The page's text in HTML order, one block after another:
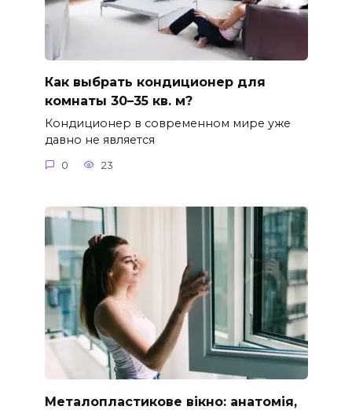
Как выбрать кондиционер для
комнаты 30–35 кв. м?
Кондиционер в современном мире уже
давно не является
0 23
Металопластикове вікно: анатомія,